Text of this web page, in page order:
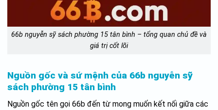
66b nguyễn sỹ sách phường 15 tân bình – tổng quan chủ đề và
giá trị cốt lõi
Nguồn gốc và sứ mệnh của 66b nguyễn sỹ
sách phường 15 tân bình
Nguồn gốc tên gọi 66b đến từ mong muốn kết nối giữa các